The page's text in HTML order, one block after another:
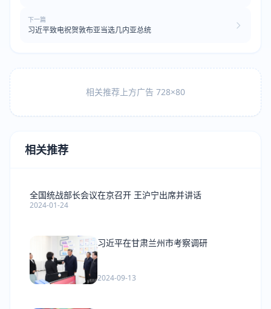
下一篇
习近平致电祝贺敦布亚当选几内亚总统
相关推荐上方广告 728×80
相关推荐
全国统战部长会议在京召开 王沪宁出席并讲话
2024-01-24
习近平在甘肃兰州市考察调研
2024-09-13